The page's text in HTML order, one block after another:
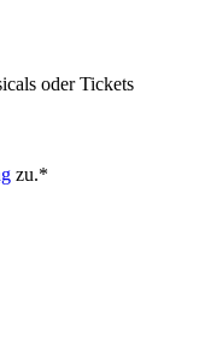
oder Tickets
zu.*